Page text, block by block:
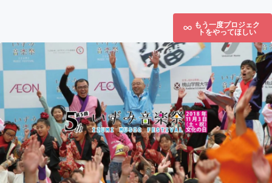
もう一度プロジェク
トをやってほしい